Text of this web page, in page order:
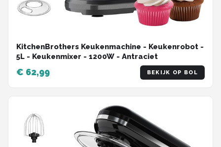
KitchenBrothers Keukenmachine - Keukenrobot -
5L - Keukenmixer - 1200W - Antraciet
€ 62,99 BEKIJK OP BOL